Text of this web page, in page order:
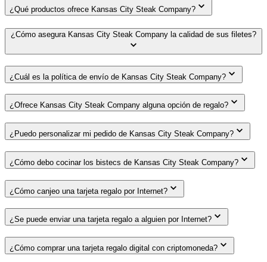
¿Qué productos ofrece Kansas City Steak Company?
¿Cómo asegura Kansas City Steak Company la calidad de sus filetes?
¿Cuál es la política de envío de Kansas City Steak Company?
¿Ofrece Kansas City Steak Company alguna opción de regalo?
¿Puedo personalizar mi pedido de Kansas City Steak Company?
¿Cómo debo cocinar los bistecs de Kansas City Steak Company?
¿Cómo canjeo una tarjeta regalo por Internet?
¿Se puede enviar una tarjeta regalo a alguien por Internet?
¿Cómo comprar una tarjeta regalo digital con criptomoneda?